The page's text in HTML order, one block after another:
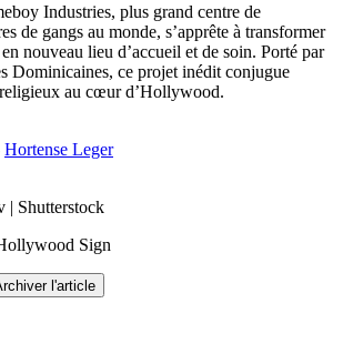
Industries, plus grand centre de
de gangs au monde, s’apprête à transformer
nouveau lieu d’accueil et de soin. Porté par
Dominicaines, ce projet inédit conjugue
au cœur d’Hollywood.
Hortense Leger
| Shutterstock
Sign
l'article